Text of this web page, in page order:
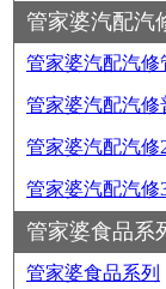
管家婆汽配汽
管家婆汽配汽修
管家婆汽配汽修
管家婆汽配汽修
管家婆汽配汽修
管家婆食品系
管家婆食品系列